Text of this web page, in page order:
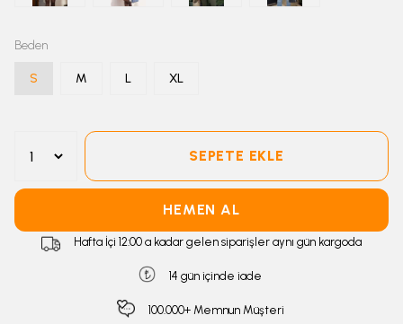
Beden
S M L XL
SEPETE EKLE
HEMEN AL
Hafta İçi 12:00 a kadar gelen siparişler aynı gün kargoda
14 gün içinde iade
100.000+ Memnun Müşteri